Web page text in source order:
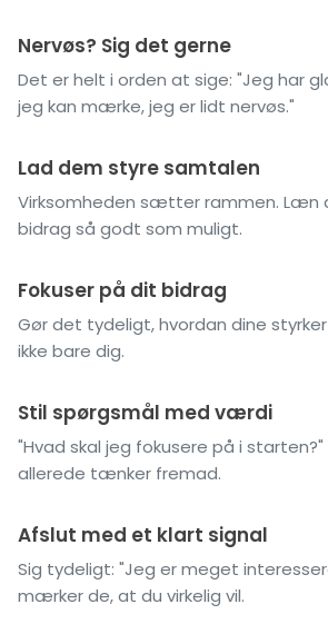
Nervøs? Sig det gerne
Det er helt i orden at sige: "Jeg har
jeg kan mærke, jeg er lidt nervøs."
Lad dem styre samtalen
Virksomheden sætter rammen. Læn
bidrag så godt som muligt.
Fokuser på dit bidrag
Gør det tydeligt, hvordan dine
ikke bare dig.
Stil spørgsmål med værdi
"Hvad skal jeg fokusere på i
allerede tænker fremad.
Afslut med et klart signal
Sig tydeligt: "Jeg er meget
mærker de, at du virkelig vil.